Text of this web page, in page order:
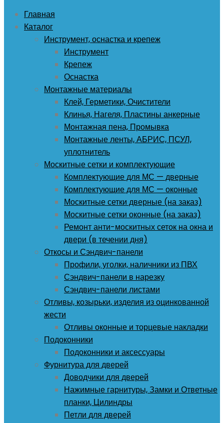
Главная
Каталог
Инструмент, оснастка и крепеж
Инструмент
Крепеж
Оснастка
Монтажные материалы
Клей, Герметики, Очистители
Клинья, Нагеля, Пластины анкерные
Монтажная пена, Промывка
Монтажные ленты, АБРИС, ПСУЛ,
уплотнитель
Москитные сетки и комплектующие
Комплектующие для МС — дверные
Комплектующие для МС — оконные
Москитные сетки дверные (на заказ)
Москитные сетки оконные (на заказ)
Ремонт анти-москитных сеток на окна и
двери (в течении дня)
Откосы и Сэндвич-панели
Профили, уголки, наличники из ПВХ
Сэндвич-панели в нарезку
Сэндвич-панели листами
Отливы, козырьки, изделия из оцинкованной
жести
Отливы оконные и торцевые накладки
Подоконники
Подоконники и аксессуары
Фурнитура для дверей
Доводчики для дверей
Нажимные гарнитуры, Замки и Ответные
планки, Цилиндры
Петли для дверей